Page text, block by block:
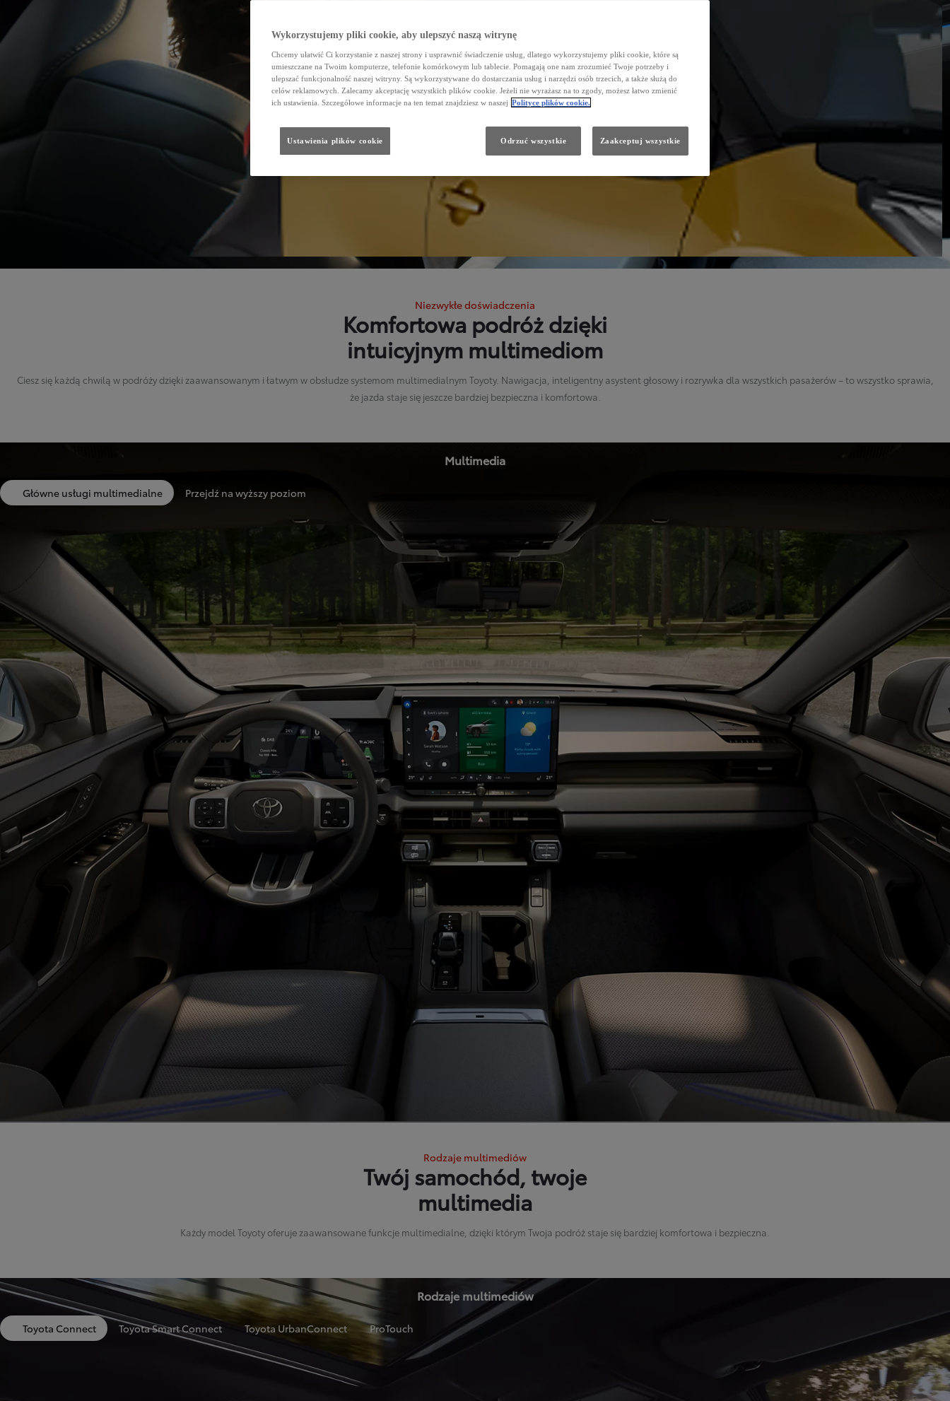
Niezwykłe doświadczenia
Komfortowa podróż dzięki
intuicyjnym multimediom
Ciesz się każdą chwilą w podróży dzięki zaawansowanym i łatwym w obsłudze systemom multimedialnym Toyoty. Nawigacja, inteligentny asystent głosowy i rozrywka dla wszystkich pasażerów – to wszystko sprawia,
że jazda staje się jeszcze bardziej bezpieczna i komfortowa.
Multimedia
Główne usługi multimedialne Przejdź na wyższy poziom
Rodzaje multimediów
Twój samochód, twoje
multimedia
Każdy model Toyoty oferuje zaawansowane funkcje multimedialne, dzięki którym Twoja podróż staje się bardziej komfortowa i bezpieczna.
Rodzaje multimediów
Toyota Connect Toyota Smart Connect Toyota UrbanConnect ProTouch
Wykorzystujemy pliki cookie, aby ulepszyć naszą witrynę
Chcemy ułatwić Ci korzystanie z naszej strony i usprawnić świadczenie usług, dlatego wykorzystujemy pliki cookie, które są
umieszczane na Twoim komputerze, telefonie komórkowym lub tablecie. Pomagają one nam zrozumieć Twoje potrzeby i
ulepszać funkcjonalność naszej witryny. Są wykorzystywane do dostarczania usług i narzędzi osób trzecich, a także służą do
celów reklamowych. Zalecamy akceptację wszystkich plików cookie. Jeżeli nie wyrażasz na to zgody, możesz łatwo zmienić
ich ustawienia. Szczegółowe informacje na ten temat znajdziesz w naszej Polityce plików cookie.
Odrzuć wszystkie Zaakceptuj wszystkie
Ustawienia plików cookie